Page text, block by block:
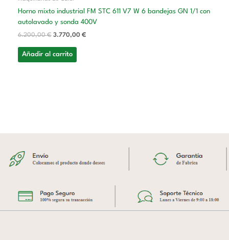
Horno mixto industrial FM STC 611 V7 W 6 bandejas GN 1/1 con
autolavado y sonda 400V
6.200,00€ 3.770,00 €
Añadir al carrito